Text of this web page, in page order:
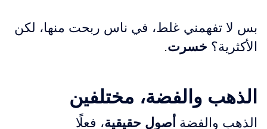
بس لا تفهمني غلط، في ناس ربحت منها، لكن
الأكثرية؟ خسرت.
الذهب والفضة، مختلفين
الذهب والفضة أصول حقيقية، فعلًا